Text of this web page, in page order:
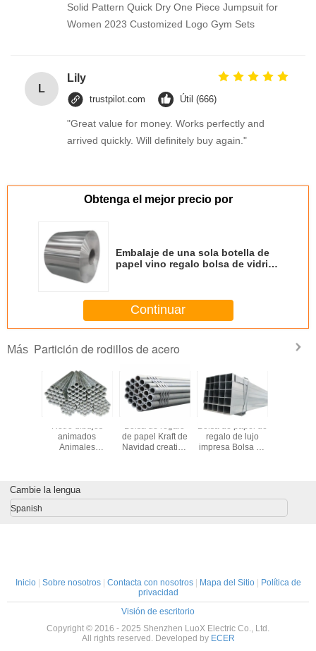
Solid Pattern Quick Dry One Piece Jumpsuit for
Women 2023 Customized Logo Gym Sets
L
Lily
trustpilot.com Útil (666)
"Great value for money. Works perfectly and
arrived quickly. Will definitely buy again."
Obtenga el mejor precio por
Embalaje de una sola botella de
papel vino regalo bolsa de vidrio
Continuar
Más Partición de rodillos de acero
Retro dibujos
animados
Animales
de Navidad
Pequeño regalo
Bolsa de regalo
de papel Kraft de
Navidad creativa
de Navidad
Bolsa de papel de
regalo de lujo
impresa Bolsa de
Cambie la lengua
Spanish
Inicio| Sobre nosotros| Contacta con nosotros| Mapa del Sitio| Política de
privacidad
Visión de escritorio
Copyright © 2016 - 2025 Shenzhen LuoX Electric Co., Ltd.
All rights reserved. Developed by ECER